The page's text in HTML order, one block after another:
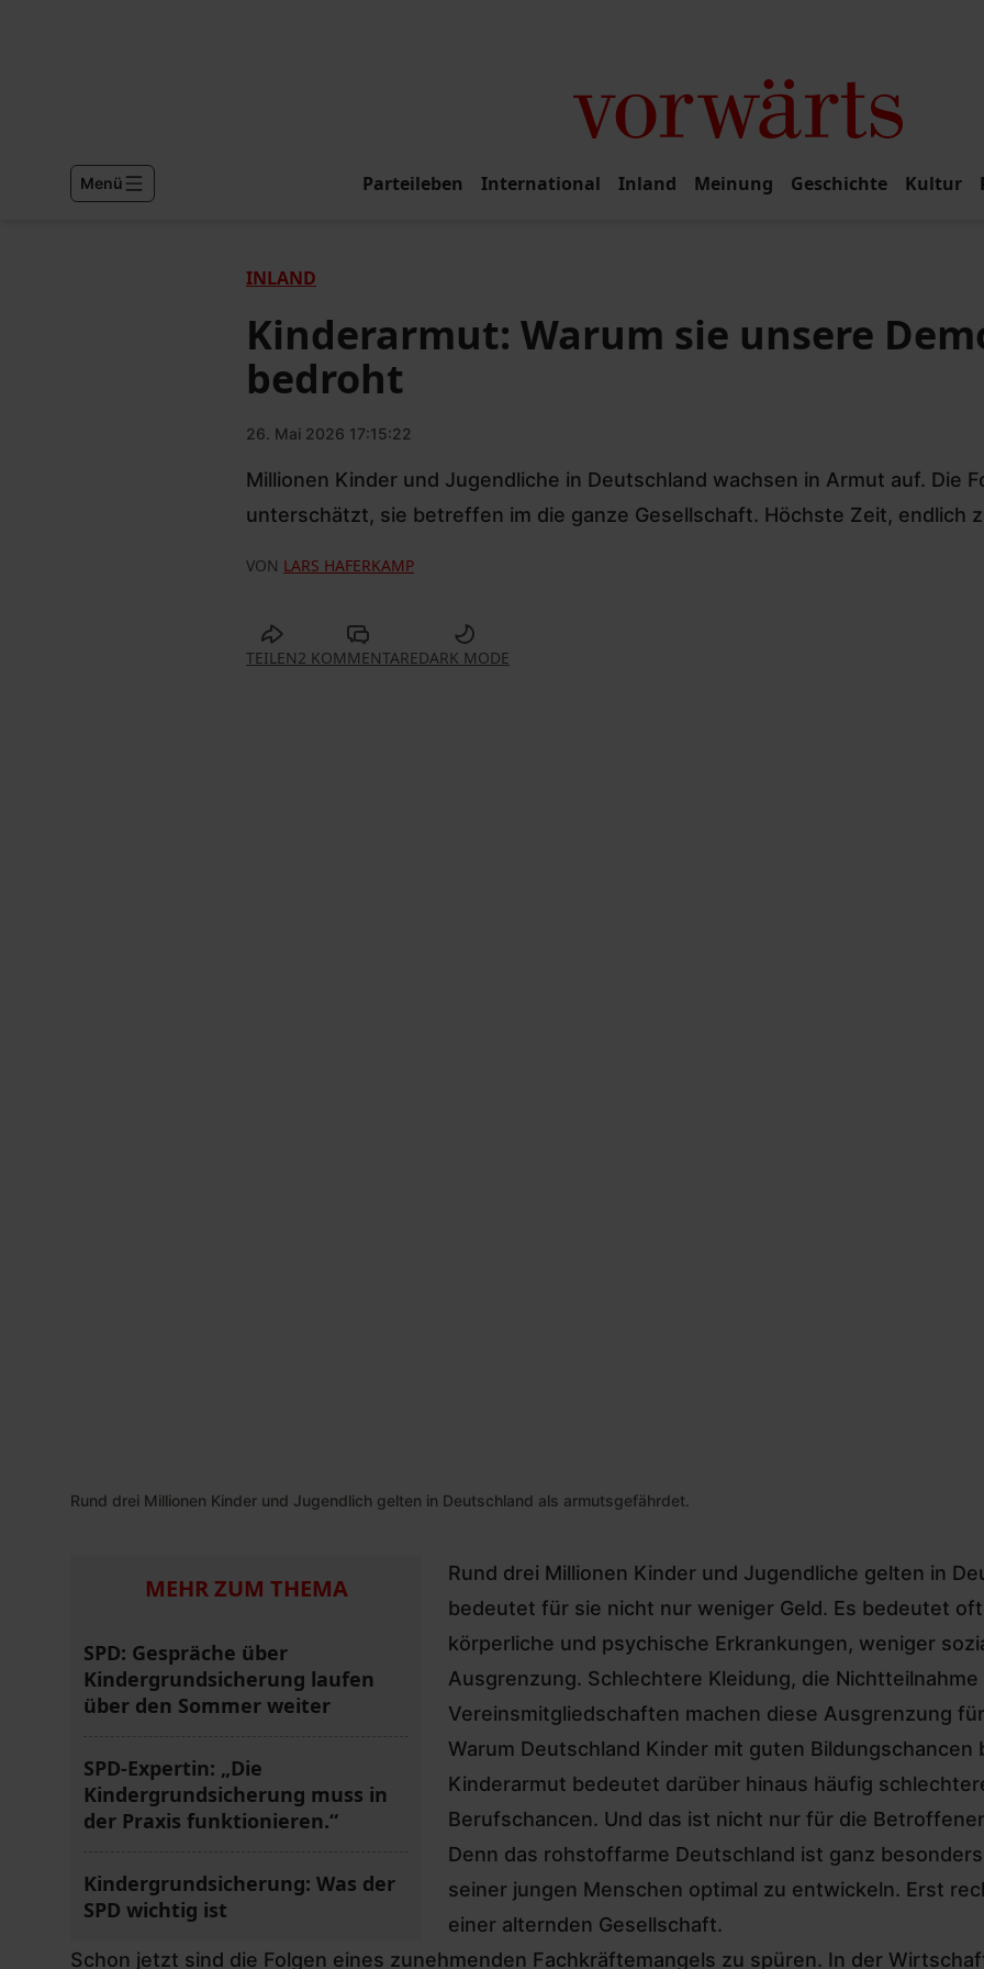
Menü Parteileben International Inland Meinung Geschichte Kultur
INLAND
Kinderarmut: Warum sie unsere
bedroht
26. Mai 2026 17:15:22
Millionen Kinder und Jugendliche in Deutschland wachsen in Armut auf. Die
unterschätzt, sie betreffen im die ganze Gesellschaft. Höchste Zeit, endlich
VON LARS HAFERKAMP
TEILEN2 KOMMENTAREDARK MODE
Rund drei Millionen Kinder und Jugendlich gelten in Deutschland als armutsgefährdet.
MEHR ZUM THEMA
SPD: Gespräche über
Kindergrundsicherung laufen
über den Sommer weiter
SPD-Expertin: „Die
Kindergrundsicherung muss in
der Praxis funktionieren.“
Kindergrundsicherung: Was der
SPD wichtig ist
Rund drei Millionen Kinder und Jugendliche gelten in
bedeutet für sie nicht nur weniger Geld. Es bedeutet
körperliche und psychische Erkrankungen, weniger
Ausgrenzung. Schlechtere Kleidung, die
Vereinsmitgliedschaften machen diese Ausgrenzung
Warum Deutschland Kinder mit guten Bildungschancen
Kinderarmut bedeutet darüber hinaus häufig
Berufschancen. Und das ist nicht nur für die
Denn das rohstoffarme Deutschland ist ganz
seiner jungen Menschen optimal zu entwickeln. Erst
einer alternden Gesellschaft.
Schon jetzt sind die Folgen eines zunehmenden Fachkräftemangels zu spüren. In der